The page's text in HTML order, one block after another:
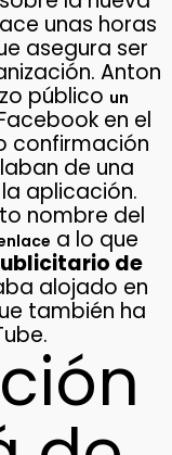
unas horas
asegura ser
Anton
público un
en el
confirmación
de una
aplicación.
nombre del
a lo que
de
alojado en
también ha